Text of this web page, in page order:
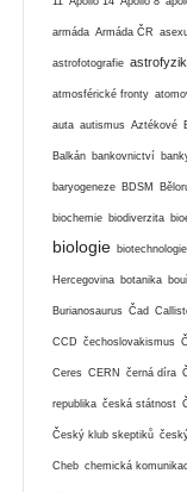
armáda Armáda ČR
astrofotografie
atmosférické fronty
auta autismus Aztékové
Balkán bankovnictví
baryogeneze BDSM
biochemie biodiverzita
biologie biotechnologie
Hercegovina botanika
Burianosaurus Čad
CCD čechoslovakismus
Ceres CERN černá díra
republika česká státnost
Český klub skeptiků
Cheb chemická